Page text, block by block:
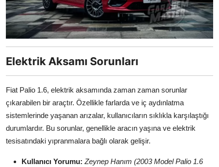
Elektrik Aksamı Sorunları
Fiat Palio 1.6, elektrik aksamında zaman zaman sorunlar
çıkarabilen bir araçtır. Özellikle farlarda ve iç aydınlatma
sistemlerinde yaşanan arızalar, kullanıcıların sıklıkla karşılaştığı
durumlardır. Bu sorunlar, genellikle aracın yaşına ve elektrik
tesisatındaki yıpranmalara bağlı olarak gelişir.
Kullanıcı Yorumu: Zeynep Hanım (2003 Model Palio 1.6